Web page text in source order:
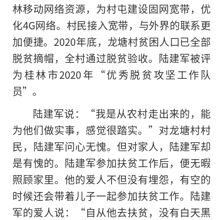
林移动网络资源，为村屯建设固网宽带，优
化4G网络。村民接入宽带，与外界的联系更
加便捷。2020年底，龙塘村贫困人口已全部
脱贫摘帽，全村通过脱贫验收。陆建军被评
为桂林市2020年“优秀脱贫攻坚工作队
员”。
陆建军说：“我是从农村走出来的，能
为他们做实事，感觉很踏实。”对龙塘村村
民，陆建军问心无愧。但对家人，陆建军却
是有愧的。陆建军参加扶贫工作后，便无暇
照顾家里。他的爱人不但没有埋怨，有空的
时候还会带着儿子一起参加扶贫工作。陆建
军的爱人说：“自从他去扶贫，没有白天黑